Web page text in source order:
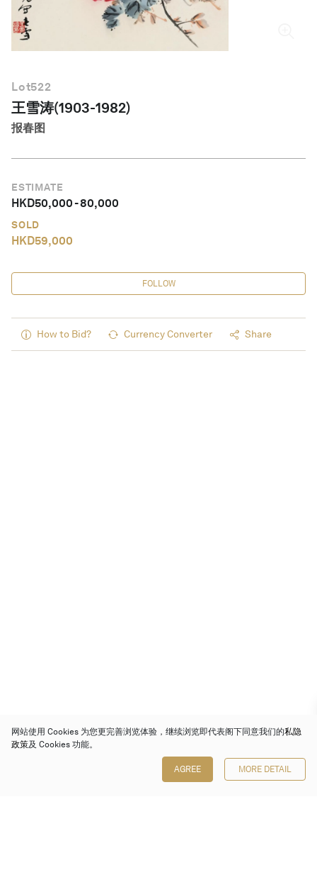
Lot522
王雪涛(1903-1982)
报春图
ESTIMATE
HKD50,000-80,000
SOLD
HKD59,000
FOLLOW
How to Bid? Currency Converter Share
网站使用 Cookies 为您更完善浏览体验，继续浏览即代表阁下同意我们的私隐
政策及 Cookies 功能。
AGREE MORE DETAIL